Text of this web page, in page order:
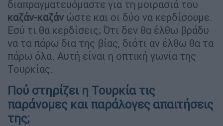
διαπραγματευόμαστε για τη μοιρασιά του
καζάν-καζάν ώστε και οι δύο να κερδίσουμε.
Εσύ τι θα κερδίσεις; Ότι δεν θα έλθω βράδυ
να τα πάρω δια της βίας, διότι αν έλθω θα τα
πάρω όλα. Αυτή είναι η οπτική γωνία της
Τουρκίας.
Πού στηρίζει η Τουρκία τις
παράνομες και παράλογες απαιτήσεις
της;